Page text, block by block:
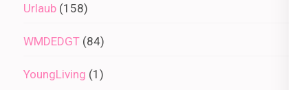
Urlaub (158)
WMDEDGT (84)
YoungLiving (1)